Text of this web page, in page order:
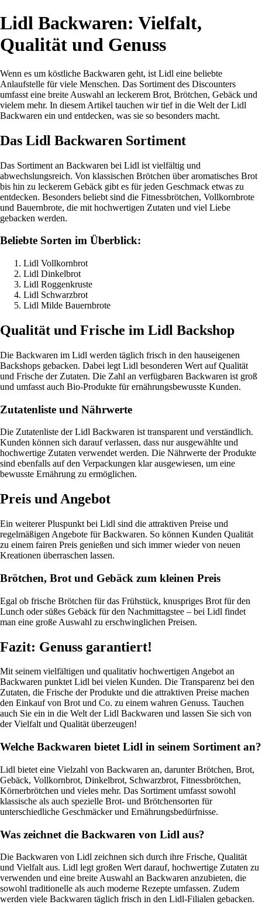
Lidl Backwaren: Vielfalt,
Qualität und Genuss
Wenn es um köstliche Backwaren geht, ist Lidl eine beliebte
Anlaufstelle für viele Menschen. Das Sortiment des Discounters
umfasst eine breite Auswahl an leckerem Brot, Brötchen, Gebäck und
vielem mehr. In diesem Artikel tauchen wir tief in die Welt der Lidl
Backwaren ein und entdecken, was sie so besonders macht.
Das Lidl Backwaren Sortiment
Das Sortiment an Backwaren bei Lidl ist vielfältig und
abwechslungsreich. Von klassischen Brötchen über aromatisches Brot
bis hin zu leckerem Gebäck gibt es für jeden Geschmack etwas zu
entdecken. Besonders beliebt sind die Fitnessbrötchen, Vollkornbrote
und Bauernbrote, die mit hochwertigen Zutaten und viel Liebe
gebacken werden.
Beliebte Sorten im Überblick:
Lidl Vollkornbrot
Lidl Dinkelbrot
Lidl Roggenkruste
Lidl Schwarzbrot
Lidl Milde Bauernbrote
Qualität und Frische im Lidl Backshop
Die Backwaren im Lidl werden täglich frisch in den hauseigenen
Backshops gebacken. Dabei legt Lidl besonderen Wert auf Qualität
und Frische der Zutaten. Die Zahl an verfügbaren Backwaren ist groß
und umfasst auch Bio-Produkte für ernährungsbewusste Kunden.
Zutatenliste und Nährwerte
Die Zutatenliste der Lidl Backwaren ist transparent und verständlich.
Kunden können sich darauf verlassen, dass nur ausgewählte und
hochwertige Zutaten verwendet werden. Die Nährwerte der Produkte
sind ebenfalls auf den Verpackungen klar ausgewiesen, um eine
bewusste Ernährung zu ermöglichen.
Preis und Angebot
Ein weiterer Pluspunkt bei Lidl sind die attraktiven Preise und
regelmäßigen Angebote für Backwaren. So können Kunden Qualität
zu einem fairen Preis genießen und sich immer wieder von neuen
Kreationen überraschen lassen.
Brötchen, Brot und Gebäck zum kleinen Preis
Egal ob frische Brötchen für das Frühstück, knuspriges Brot für den
Lunch oder süßes Gebäck für den Nachmittagstee – bei Lidl findet
man eine große Auswahl zu erschwinglichen Preisen.
Fazit: Genuss garantiert!
Mit seinem vielfältigen und qualitativ hochwertigen Angebot an
Backwaren punktet Lidl bei vielen Kunden. Die Transparenz bei den
Zutaten, die Frische der Produkte und die attraktiven Preise machen
den Einkauf von Brot und Co. zu einem wahren Genuss. Tauchen
auch Sie ein in die Welt der Lidl Backwaren und lassen Sie sich von
der Vielfalt und Qualität überzeugen!
Welche Backwaren bietet Lidl in seinem Sortiment an?
Lidl bietet eine Vielzahl von Backwaren an, darunter Brötchen, Brot,
Gebäck, Vollkornbrot, Dinkelbrot, Schwarzbrot, Fitnessbrötchen,
Körnerbrötchen und vieles mehr. Das Sortiment umfasst sowohl
klassische als auch spezielle Brot- und Brötchensorten für
unterschiedliche Geschmäcker und Ernährungsbedürfnisse.
Was zeichnet die Backwaren von Lidl aus?
Die Backwaren von Lidl zeichnen sich durch ihre Frische, Qualität
und Vielfalt aus. Lidl legt großen Wert darauf, hochwertige Zutaten zu
verwenden und eine breite Auswahl an Backwaren anzubieten, die
sowohl traditionelle als auch moderne Rezepte umfassen. Zudem
werden viele Backwaren täglich frisch in den Lidl-Filialen gebacken.